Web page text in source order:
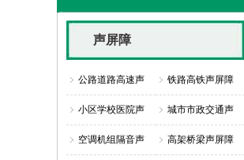
声屏障
公路道路高速声 铁路高铁声屏障
小区学校医院声 城市市政交通声
空调机组隔音声 高架桥梁声屏障